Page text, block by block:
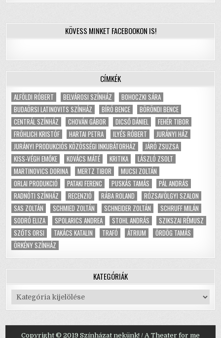
KÖVESS MINKET FACEBOOKON IS!
CÍMKÉK
ALFÖLDI RÓBERT BELVÁROSI SZÍNHÁZ
BOHOCZKI SÁRA
BUDAÖRSI LATINOVITS SZÍNHÁZ
BÍRÓ BENCE
BÖRÖNDI BENCE
CENTRÁL SZÍNHÁZ
CHOVÁN GÁBOR DICSŐ DÁNIEL
FEHÉR TIBOR
FRÖHLICH KRISTÓF
HARTAI PETRA ILYÉS RÓBERT
JURÁNYI HÁZ
JURÁNYI PRODUKCIÓS KÖZÖSSÉGI INKUBÁTORHÁZ
JÁRÓ ZSUZSA
KISS-VÉGH EMŐKE
KOVÁCS MÁTÉ KRITIKA
LÁSZLÓ ZSOLT
MARTINOVICS DORINA
MERTZ TIBOR
MUCSI ZOLTÁN
ORLAI PRODUKCIÓ
PATAKI FERENC PUSKÁS TAMÁS
PÁL ANDRÁS
RADNÓTI SZÍNHÁZ
RECENZIÓ RÁBA ROLAND
RÓZSAVÖLGYI SZALON
SAS ZOLTÁN
SCHMIED ZOLTÁN SCHNEIDER ZOLTÁN
SCHRUFF MILÁN
SODRÓ ELIZA
SPOLARICS ANDREA STOHL ANDRÁS
SZIKSZAI RÉMUSZ
SZŐTS ORSI
TAKÁCS KATALIN TRAFÓ ÁTRIUM
ÖRDÖG TAMÁS
ÖRKÉNY SZÍNHÁZ
KATEGÓRIÁK
Kategóriák
Copyright © 2019 Színházat nekünk! / A Theater for me